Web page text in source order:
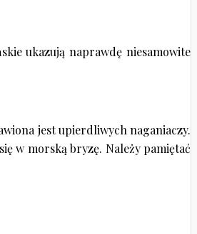
ukazują naprawdę niesamowite
jest upierdliwych naganiaczy.
w morską bryzę. Należy pamiętać